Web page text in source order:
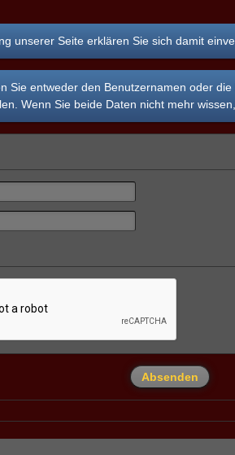
unserer Seite erklären Sie sich damit
Sie entweder den Benutzernamen oder
Wenn Sie beide Daten nicht mehr